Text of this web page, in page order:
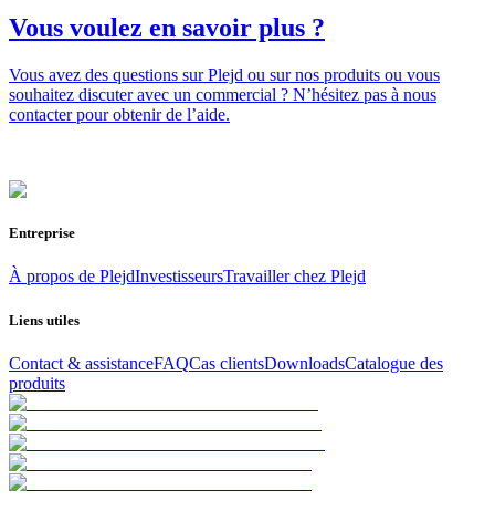
Vous voulez en savoir plus ?
Vous avez des questions sur Plejd ou sur nos produits ou vous
souhaitez discuter avec un commercial ? N’hésitez pas à nous
contacter pour obtenir de l’aide.
Entreprise
À propos de PlejdInvestisseursTravailler chez Plejd
Liens utiles
Contact & assistanceFAQCas clientsDownloadsCatalogue des
produits